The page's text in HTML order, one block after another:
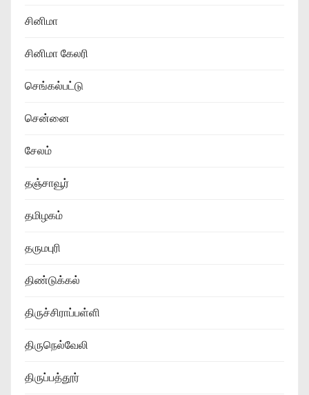
சினிமா
சினிமா கேலரி
செங்கல்பட்டு
சென்னை
சேலம்
தஞ்சாவூர்
தமிழகம்
தருமபுரி
திண்டுக்கல்
திருச்சிராப்பள்ளி
திருநெல்வேலி
திருப்பத்தூர்